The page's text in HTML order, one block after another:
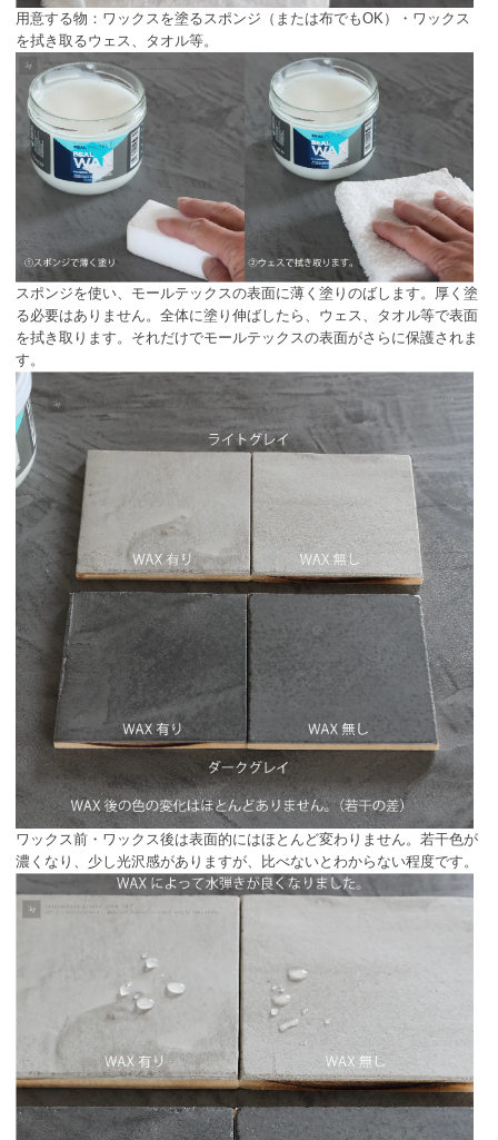
用意する物：ワックスを塗るスポンジ（または布でもOK）・ワックス
を拭き取るウェス、タオル等。
スポンジを使い、モールテックスの表面に薄く塗りのばします。厚く塗
る必要はありません。全体に塗り伸ばしたら、ウェス、タオル等で表面
を拭き取ります。それだけでモールテックスの表面がさらに保護されま
す。
ワックス前・ワックス後は表面的にはほとんど変わりません。若干色が
濃くなり、少し光沢感がありますが、比べないとわからない程度です。